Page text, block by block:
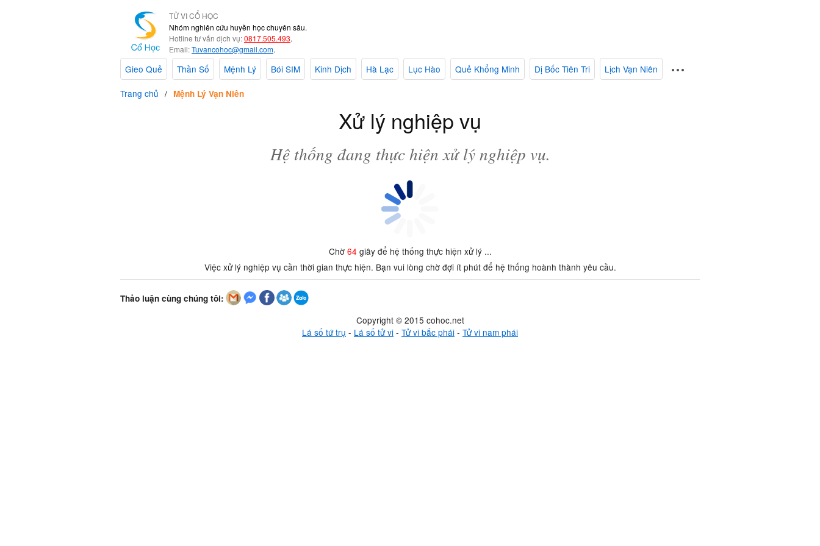
TỬ VI CỔ HỌC
Nhóm nghiên cứu huyền học chuyên sâu.
Hotline tư vấn dịch vụ:0817.505.493.
Email:Tuvancohoc@gmail.com.
Gieo Quẻ Thần Số Mệnh Lý Bói SIM Kinh Dịch Hà Lạc Lục Hào Quẻ Khổng Minh Dị Bốc Tiên Tri
Lịch Vạn Niên
Trang chủ
Mệnh Lý Vạn Niên
Xử lý nghiệp vụ
Hệ thống đang thực hiện xử lý nghiệp vụ.
Chờ 64 giây để hệ thống thực hiện xử lý ...
Việc xử lý nghiệp vụ cần thời gian thực hiện. Bạn vui lòng chờ đợi ít phút để hệ thống hoành thành yêu cầu.
Thảo luận cùng chúng tôi:
Copyright © 2015 cohoc.net
Lá số tứ trụ - Lá số tử vi - Tử vi bắc phái - Tử vi nam phái